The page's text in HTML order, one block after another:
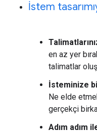
İstem
en az yer
talimatlar
İsteminize
Ne elde
gerçekçi
Adım adım